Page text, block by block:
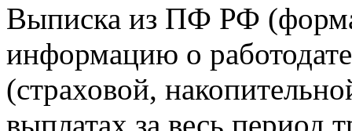
Выписка из ПФ РФ
информацию о
(страховой,
выплатах за весь период